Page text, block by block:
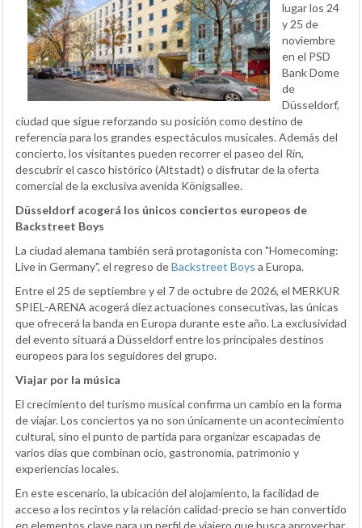
lugar los 24
y 25 de
noviembre
en el PSD
Bank Dome
de
Düsseldorf,
ciudad que sigue reforzando su posición como destino de
referencia para los grandes espectáculos musicales. Además del
concierto, los visitantes pueden recorrer el paseo del Rin,
descubrir el casco histórico (Altstadt) o disfrutar de la oferta
comercial de la exclusiva avenida Königsallee.
Düsseldorf acogerá los únicos conciertos europeos de
Backstreet Boys
La ciudad alemana también será protagonista con "Homecoming:
Live in Germany", el regreso deBackstreet Boys a Europa.
Entre el 25 de septiembre y el 7 de octubre de 2026, el MERKUR
SPIEL-ARENA acogerá diez actuaciones consecutivas, las únicas
que ofrecerá la banda en Europa durante este año. La exclusividad
del evento situará a Düsseldorf entre los principales destinos
europeos para los seguidores del grupo.
Viajar por la música
El crecimiento del turismo musical confirma un cambio en la forma
de viajar. Los conciertos ya no son únicamente un acontecimiento
cultural, sino el punto de partida para organizar escapadas de
varios días que combinan ocio, gastronomía, patrimonio y
experiencias locales.
En este escenario, la ubicación del alojamiento, la facilidad de
acceso a los recintos y la relación calidad-precio se han convertido